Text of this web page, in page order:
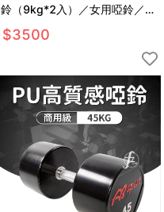
鈴（9kg*2入）／女用啞鈴／重
量啞鈴／重量訓練
$3500